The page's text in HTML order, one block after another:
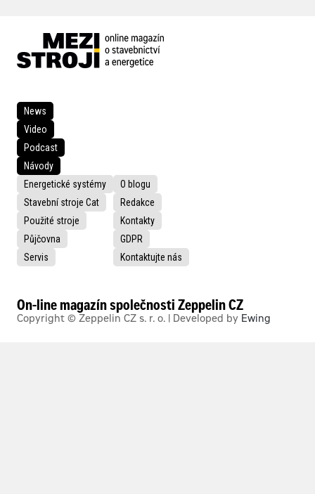
News
Video
Podcast
Návody
O blogu
Redakce
Kontakty
GDPR
Kontaktujte nás
Energetické systémy
Stavební stroje Cat
Použité stroje
Půjčovna
Servis
On-line magazín společnosti Zeppelin CZ
Copyright © Zeppelin CZ s. r. o. | Developed by Ewing